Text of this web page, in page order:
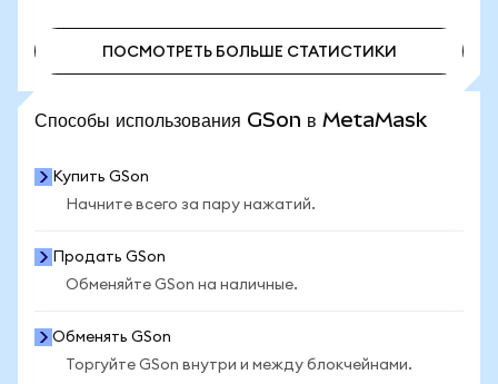
ПОСМОТРЕТЬ БОЛЬШЕ СТАТИСТИКИ
Способы использования GSon в MetaMask
Купить GSon
Начните всего за пару нажатий.
Продать GSon
Обменяйте GSon на наличные.
Обменять GSon
Торгуйте GSon внутри и между блокчейнами.